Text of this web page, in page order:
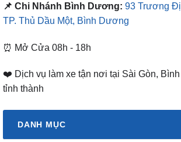
📌 Chi Nhánh Bình Dương: 93 Trương
TP. Thủ Dầu Một, Bình Dương
⏰ Mở Cửa 08h - 18h
❤️ Dịch vụ làm xe tận nơi tại Sài Gòn,
tỉnh thành
DANH MỤC